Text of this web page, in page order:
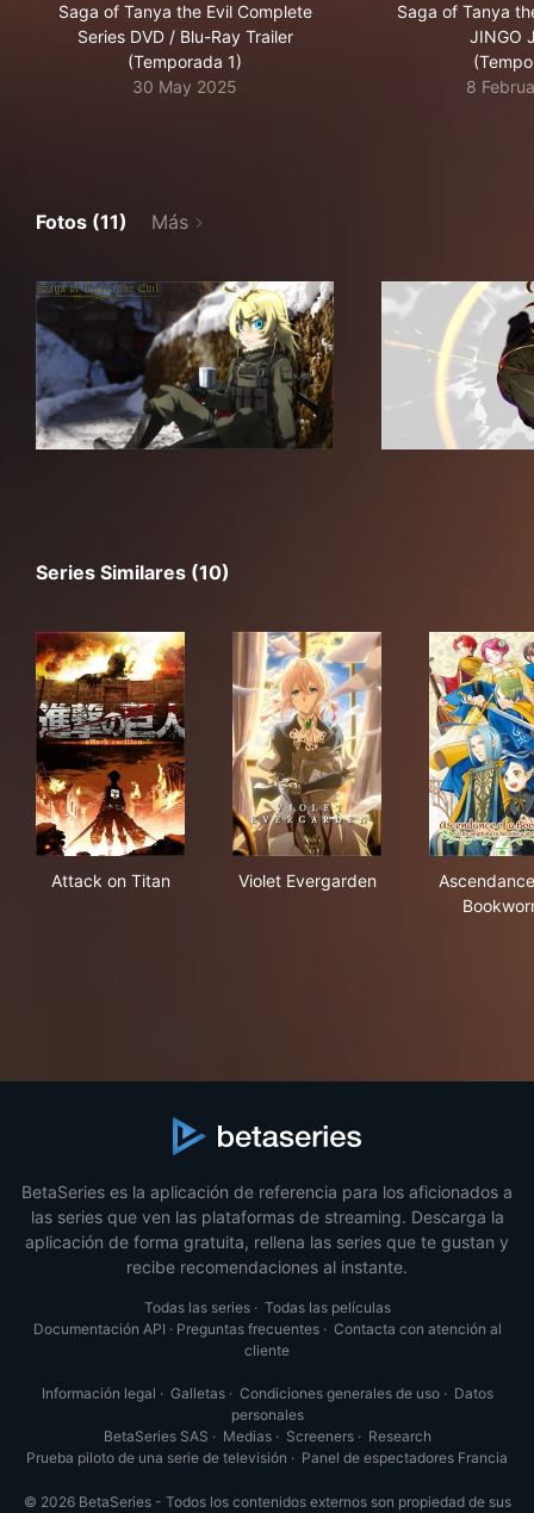
Saga of Tanya the Evil Complete
Series DVD / Blu-Ray Trailer
(Temporada 1)
30 May 2025
Saga of Tanya
JINGO
8
Fotos (11) Más
Series Similares (10)
Attack on Titan Violet Evergarden
BetaSeries es la aplicación de referencia para los aficionados a
las series que ven las plataformas de streaming. Descarga la
aplicación de forma gratuita, rellena las series que te gustan y
recibe recomendaciones al instante.
Todas las series· Todas las películas
Documentación API · Preguntas frecuentes· Contacta con atención al
cliente
Información legal · Galletas· Condiciones generales de uso· Datos
personales
BetaSeries SAS · Medias· Screeners· Research
Prueba piloto de una serie de televisión · Panel de espectadores Francia
© 2026 BetaSeries - Todos los contenidos externos son propiedad de sus